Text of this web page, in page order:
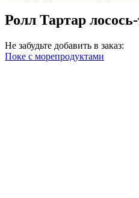
Ролл Тартар
Не забудьте добавить в заказ:
Поке с морепродуктами